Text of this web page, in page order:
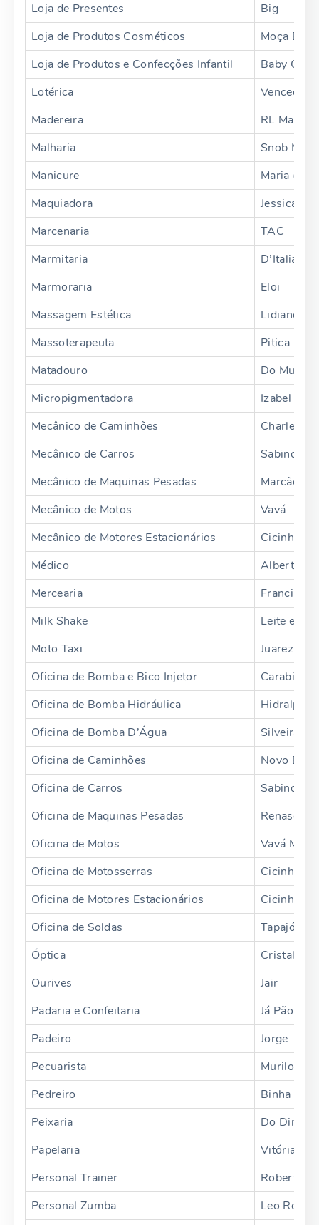
Loja de Presentes
Big
Loja de Produtos Cosméticos
Moça Biju
Loja de Produtos e Confecções Infantil
Baby
Lotérica
Vencedora
Madereira
RL
Malharia
Snob
Manicure
Maria
Maquiadora
Jessica
Marcenaria
TAC
Marmitaria
D’Italia
Marmoraria
Eloi
Massagem Estética
Lidiane
Massoterapeuta
Pitica
Matadouro
Do Murilo
Micropigmentadora
Izabel
Mecânico de Caminhões
Charles
Mecânico de Carros
Sabino
Mecânico de Maquinas Pesadas
Marcão
Mecânico de Motos
Vavá
Mecânico de Motores Estacionários
Cicinho
Médico
Alberto
Mercearia
Francilar
Milk Shake
Leite e Mel
Moto Taxi
Juarez
Oficina de Bomba e Bico Injetor
Carabina
Oficina de Bomba Hidráulica
Oficina de Bomba D’Água
Silveira
Oficina de Caminhões
Novo
Oficina de Carros
Sabino
Oficina de Maquinas Pesadas
Renascer
Oficina de Motos
Vavá
Oficina de Motosserras
Cicinho
Oficina de Motores Estacionários
Cicinho
Oficina de Soldas
Tapajós
Óptica
Cristal
Ourives
Jair
Padaria e Confeitaria
Já Pão
Padeiro
Jorge
Pecuarista
Murilo
Pedreiro
Binha
Peixaria
Do Dinei
Papelaria
Vitória
Personal Trainer
Roberto
Personal Zumba
Leo